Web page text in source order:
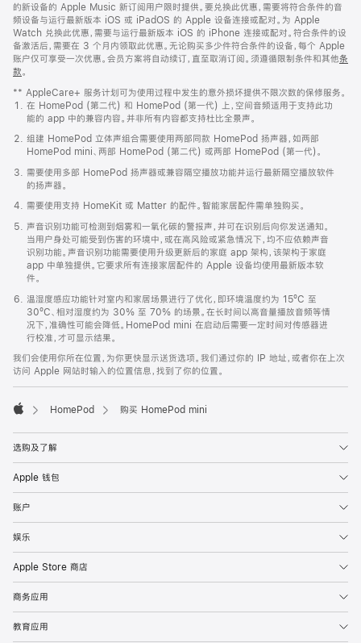
页
脚
的新设备的 Apple Music 新订阅用户限时提供。要兑换此优惠，需要将符合条件的音
频设备与运行最新版本 iOS 或 iPadOS 的 Apple 设备连接或配对。为 Apple
Watch 兑换此优惠，需要与运行最新版本 iOS 的 iPhone 连接或配对。符合条件的设
备激活后，需要在 3 个月内领取此优惠。无论购买多少件符合条件的设备，每个 Apple
账户仅可享受一次优惠。会员方案将自动续订，直至取消订阅。须遵循限制条件和其他条
款。
窗
口
中
打
开)
** AppleCare+ 服务计划可为使用过程中发生的意外损坏提供不限次数的保修服务。
在 HomePod (第二代) 和 HomePod (第一代) 上，空间音频适用于支持此功
能的 app 中的兼容内容。并非所有内容都支持杜比全景声。
组建 HomePod 立体声组合需要使用两部同款 HomePod 扬声器，如两部
HomePod mini、两部 HomePod (第二代) 或两部 HomePod (第一代)。
需要使用多部 HomePod 扬声器或兼容隔空播放功能并运行最新隔空播放软件
的扬声器。
需要使用支持 HomeKit 或 Matter 的配件。智能家居配件需单独购买。
声音识别功能可检测到烟雾和一氧化碳的警报声，并可在识别后向你发送通知。
当用户身处可能受到伤害的环境中，或在高风险或紧急情况下，均不应依赖声音
识别功能。声音识别功能需要使用升级更新后的家庭 app 架构，该架构于家庭
app 中单独提供。它要求所有连接家居配件的 Apple 设备均使用最新版本软
件。
温湿度感应功能针对室内和家居场景进行了优化，即环境温度约为 15ºC 至
30ºC、相对湿度约为 30% 至 70% 的场景。在长时间以高音量播放音频等情
况下，准确性可能会降低。HomePod mini 在启动后需要一定时间对传感器进
行校准，才可显示结果。
我们会使用你所在位置，为你更快显示送货选项。我们通过你的 IP 地址，或者你在上次
访问 Apple 网站时输入的位置信息，找到了你的位置。
HomePod 购买 HomePod mini
选购及了解
Apple 钱包
账户
娱乐
Apple Store 商店
商务应用
教育应用